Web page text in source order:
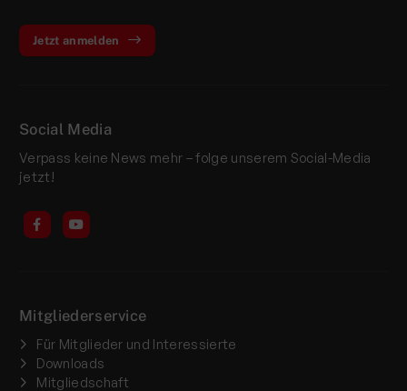
Jetzt anmelden
Social Media
Verpass keine News mehr – folge unserem Social-Media
jetzt!
Mitgliederservice
Für Mitglieder und Interessierte
Downloads
Mitgliedschaft